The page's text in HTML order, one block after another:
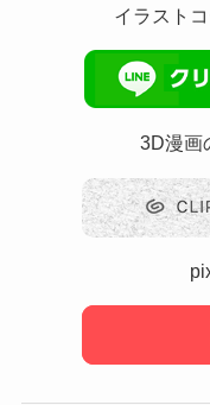
イラスト
3D漫画